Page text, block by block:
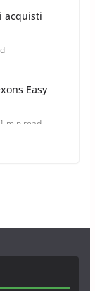
acquisti
Easy
1 min read